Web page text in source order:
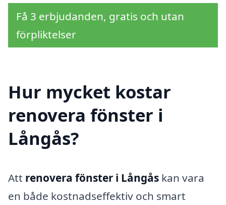
Få 3 erbjudanden, gratis och utan
förpliktelser
Hur mycket kostar
renovera fönster i
Långås?
Att renovera fönster i Långås kan vara
en både kostnadseffektiv och smart